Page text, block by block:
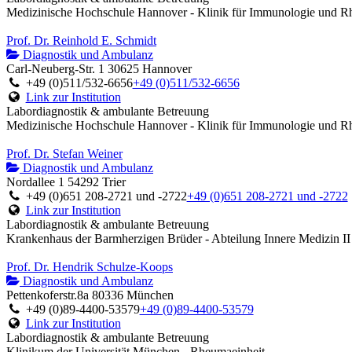
Medizinische Hochschule Hannover - Klinik für Immunologie und
Prof. Dr. Reinhold E. Schmidt
Diagnostik und Ambulanz
Carl-Neuberg-Str. 1 30625 Hannover
+49 (0)511/532-6656+49 (0)511/532-6656
Link zur Institution
Labordiagnostik & ambulante Betreuung
Medizinische Hochschule Hannover - Klinik für Immunologie und
Prof. Dr. Stefan Weiner
Diagnostik und Ambulanz
Nordallee 1 54292 Trier
+49 (0)651 208-2721 und -2722+49 (0)651 208-2721 und -2722
Link zur Institution
Labordiagnostik & ambulante Betreuung
Krankenhaus der Barmherzigen Brüder - Abteilung Innere Medizin II
Prof. Dr. Hendrik Schulze-Koops
Diagnostik und Ambulanz
Pettenkoferstr.8a 80336 München
+49 (0)89-4400-53579+49 (0)89-4400-53579
Link zur Institution
Labordiagnostik & ambulante Betreuung